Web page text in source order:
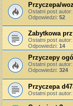
Przyczepa/
Ostatni post autor:
Odpowiedzi: 52
Zabytkowa
Ostatni post autor:
Odpowiedzi: 14
Przyczepy
Ostatni post autor:
Odpowiedzi: 324
Przyczepa
Ostatni post autor: